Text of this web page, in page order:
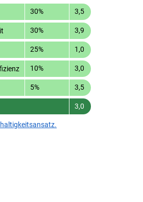
30% 3,5
30% 3,9
25% 1,0
10% 3,0
5% 3,5
3,0